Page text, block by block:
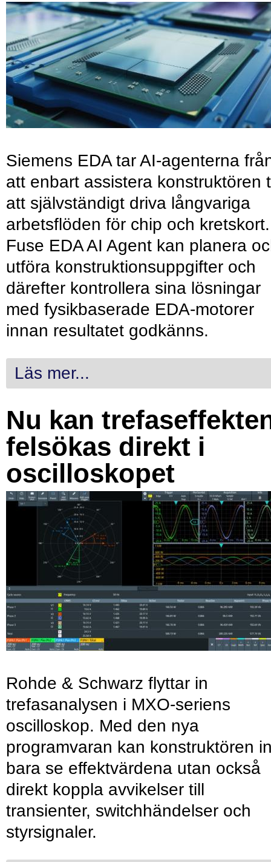
Siemens EDA tar AI-agenterna
att enbart assistera konstruktören
att självständigt driva långvariga
arbetsflöden för chip och kretskort.
Fuse EDA AI Agent kan planera
utföra konstruktionsuppgifter och
därefter kontrollera sina lösningar
med fysikbaserade EDA-motorer
innan resultatet godkänns.
Läs mer...
Nu kan
felsökas direkt i
oscilloskopet
Rohde & Schwarz flyttar in
trefasanalysen i MXO-seriens
oscilloskop. Med den nya
programvaran kan konstruktören
bara se effektvärdena utan också
direkt koppla avvikelser till
transienter, switchhändelser och
styrsignaler.